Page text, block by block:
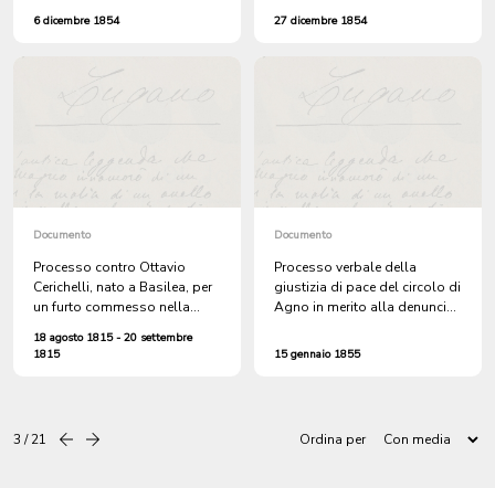
Conti contro Legorini,
calzolaio Gatti di Lugano per
aver minacciato di morte
nella sua bottega
6 dicembre 1854
Reali di Cadro, residente a
cancello di ferro a due ante
che chiudeva l'entrata del suo
27 dicembre 1854
Documento
Processo contro Ottavio
Cerichelli, nato a Basilea, per
un furto commesso nella
Haymann a Lugano in
18 agosto 1815 - 20 settembre
1815
Documento
Processo verbale della
giustizia di pace del circolo di
Agno in merito alla denuncia
Giovanni Quadri per il furto
legno
15 gennaio 1855
3 / 21 Precedentesuccessiva Ordina per